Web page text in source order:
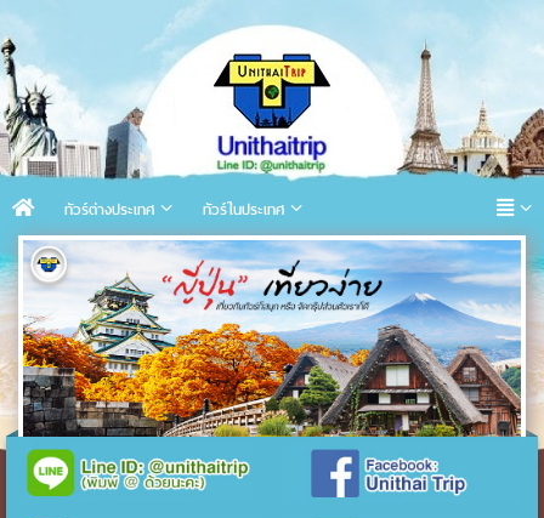
ทัวร์ต่างประเทศ ทัวร์ในประเทศ